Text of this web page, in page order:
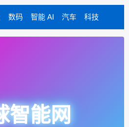
数码 智能 AI 汽车 科技
智能网